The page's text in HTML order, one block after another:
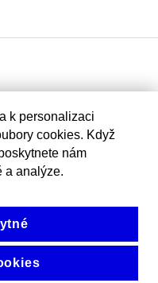
k personalizaci
cookies. Když
nám
a analýze.